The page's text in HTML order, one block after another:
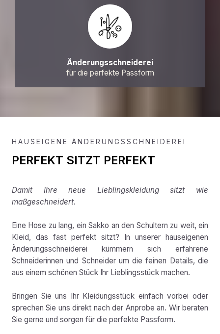
Änderungsschneiderei
für die perfekte Passform
HAUSEIGENE ÄNDERUNGSSCHNEIDEREI
PERFEKT SITZT PERFEKT
Damit Ihre neue Lieblingskleidung sitzt wie
maßgeschneidert.
Eine Hose zu lang, ein Sakko an den Schultern zu weit, ein
Kleid, das fast perfekt sitzt? In unserer hauseigenen
Änderungsschneiderei kümmern sich erfahrene
Schneiderinnen und Schneider um die feinen Details, die
aus einem schönen Stück Ihr Lieblingsstück machen.
Bringen Sie uns Ihr Kleidungsstück einfach vorbei oder
sprechen Sie uns direkt nach der Anprobe an. Wir beraten
Sie gerne und sorgen für die perfekte Passform.